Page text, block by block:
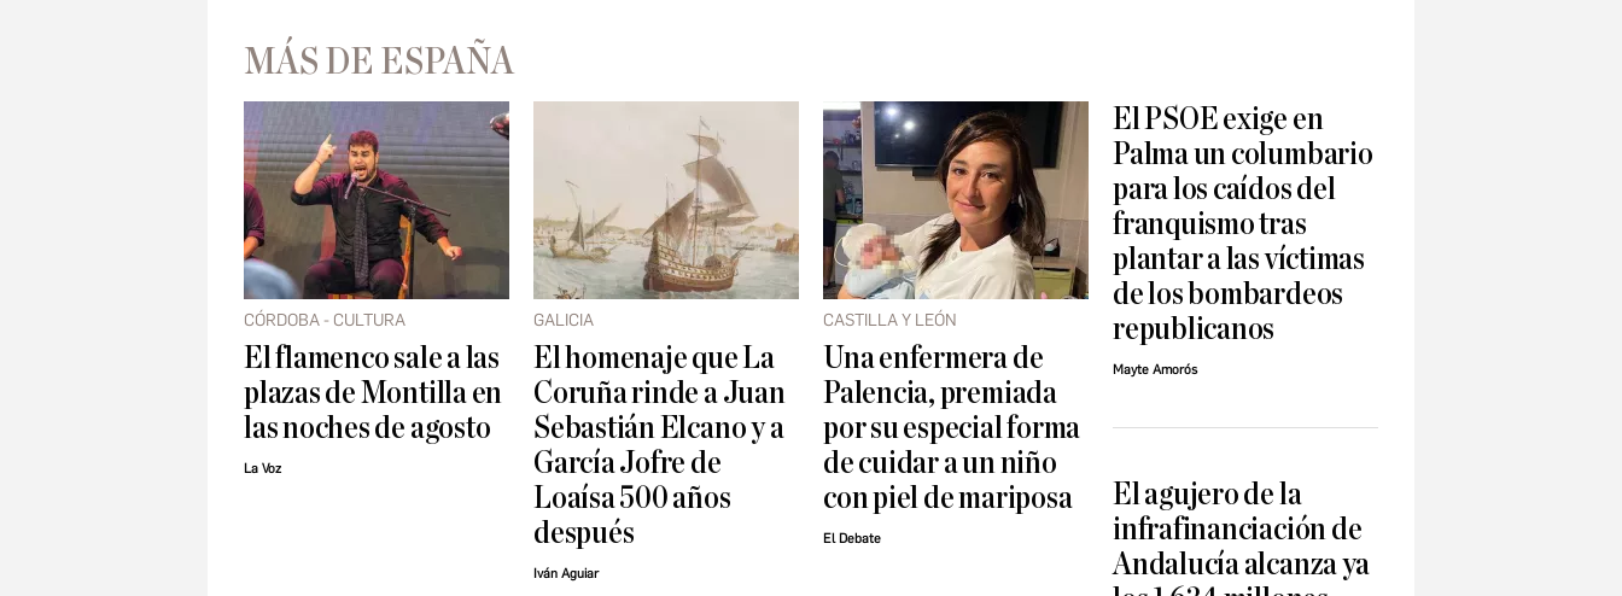
MÁS DE ESPAÑA
CÓRDOBA - CULTURA
El flamenco sale a las
plazas de Montilla en
las noches de agosto
La Voz
GALICIA
El homenaje que La
Coruña rinde a Juan
Sebastián Elcano y a
García Jofre de
Loaísa 500 años
después
Iván Aguiar
CASTILLA Y LEÓN
Una enfermera de
Palencia, premiada
por su especial forma
de cuidar a un niño
con piel de mariposa
El Debate
El PSOE exige en
Palma un columbario
para los caídos del
franquismo tras
plantar a las víctimas
de los bombardeos
republicanos
Mayte Amorós
El agujero de la
infrafinanciación de
Andalucía alcanza ya